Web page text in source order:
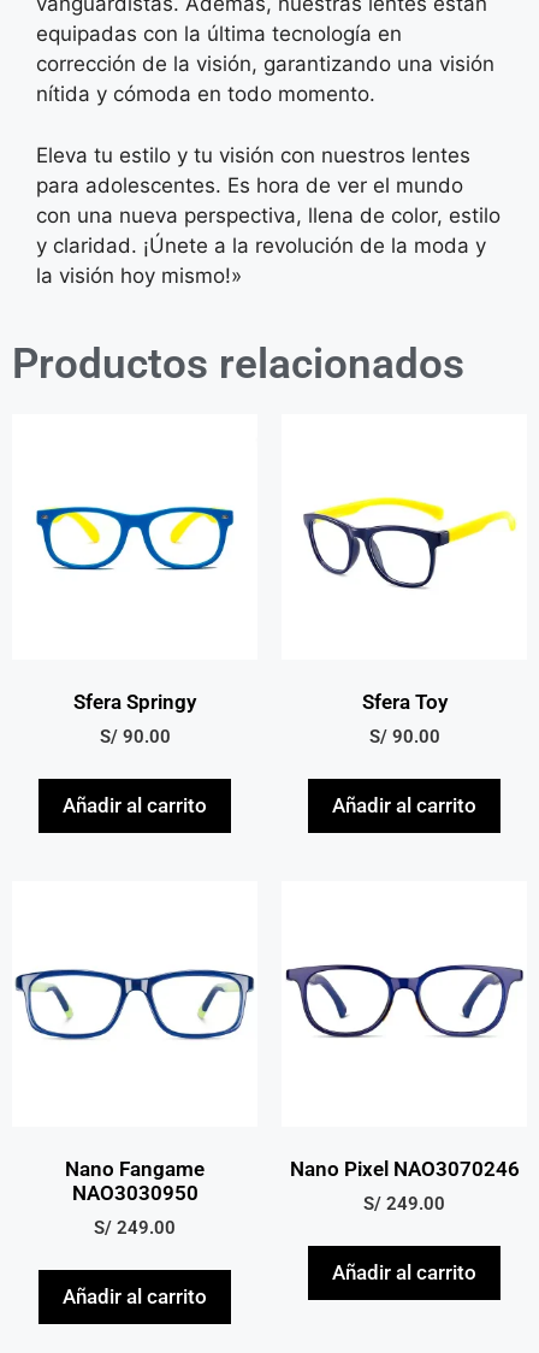
equipadas con la última tecnología en
corrección de la visión, garantizando una visión
nítida y cómoda en todo momento.
Eleva tu estilo y tu visión con nuestros lentes
para adolescentes. Es hora de ver el mundo
con una nueva perspectiva, llena de color, estilo
y claridad. ¡Únete a la revolución de la moda y
la visión hoy mismo!»
Productos relacionados
Sfera Springy
S/90.00
Añadir al carrito
Sfera Toy
S/90.00
Añadir al carrito
Nano Fangame
NAO3030950
S/ 249.00
Añadir al carrito
Nano Pixel NAO3070246
S/ 249.00
Añadir al carrito